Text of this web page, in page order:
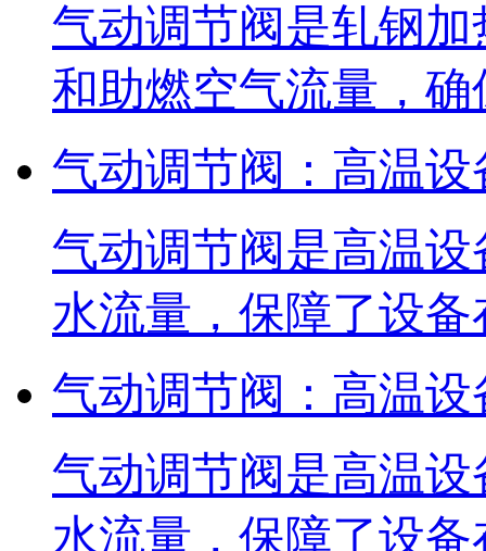
气动调节阀是轧钢
和助燃空气流量，
气动调节阀：高温
气动调节阀是高温
水流量，保障了设
气动调节阀：高温
气动调节阀是高温
水流量，保障了设